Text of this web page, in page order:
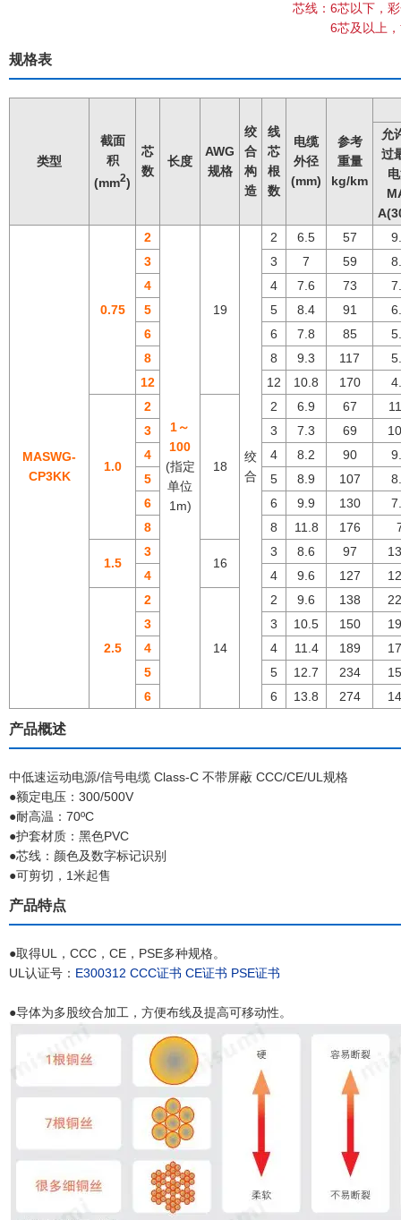
芯线：6芯以下，
6芯及以上，黄
规格表
类型
截面
积
(mm2)
芯
数
长度
AWG
规格
绞
合
构
造
线
芯
根
数
电缆
外径
(mm)
参考
重量
kg/km
允
过
MASWG-
CP3KK
0.75
2
1～
100
(指定
单位
1m)
19
绞
合
2 6.5 57
3
3 7 59
4
4 7.6 73
5
5 8.4 91
6
6 7.8 85
8
8 9.3 117
12
12 10.8 170
1.0
2
18
2 6.9 67
3
3 7.3 69
4
4 8.2 90
5
5 8.9 107
6
6 9.9 130
8
8 11.8 176
1.5
3
16
3 8.6 97
4
4 9.6 127
2.5
2
14
2 9.6 138
3
3 10.5 150
4
4 11.4 189
5
5 12.7 234
6
6 13.8 274
产品概述
中低速运动电源/信号电缆 Class-C 不带屏蔽 CCC/CE/UL规格
●额定电压：300/500V
●耐高温：70ºC
●护套材质：黑色PVC
●芯线：颜色及数字标记识别
●可剪切，1米起售
产品特点
●取得UL，CCC，CE，PSE多种规格。
UL认证号： E300312 CCC证书 CE证书 PSE证书
●导体为多股绞合加工，方便布线及提高可移动性。